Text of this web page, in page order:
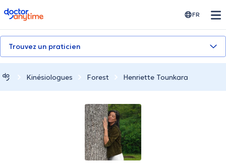
doctoranytime FR
Trouvez un praticien
Κinésiologues Forest Henriette Tounkara